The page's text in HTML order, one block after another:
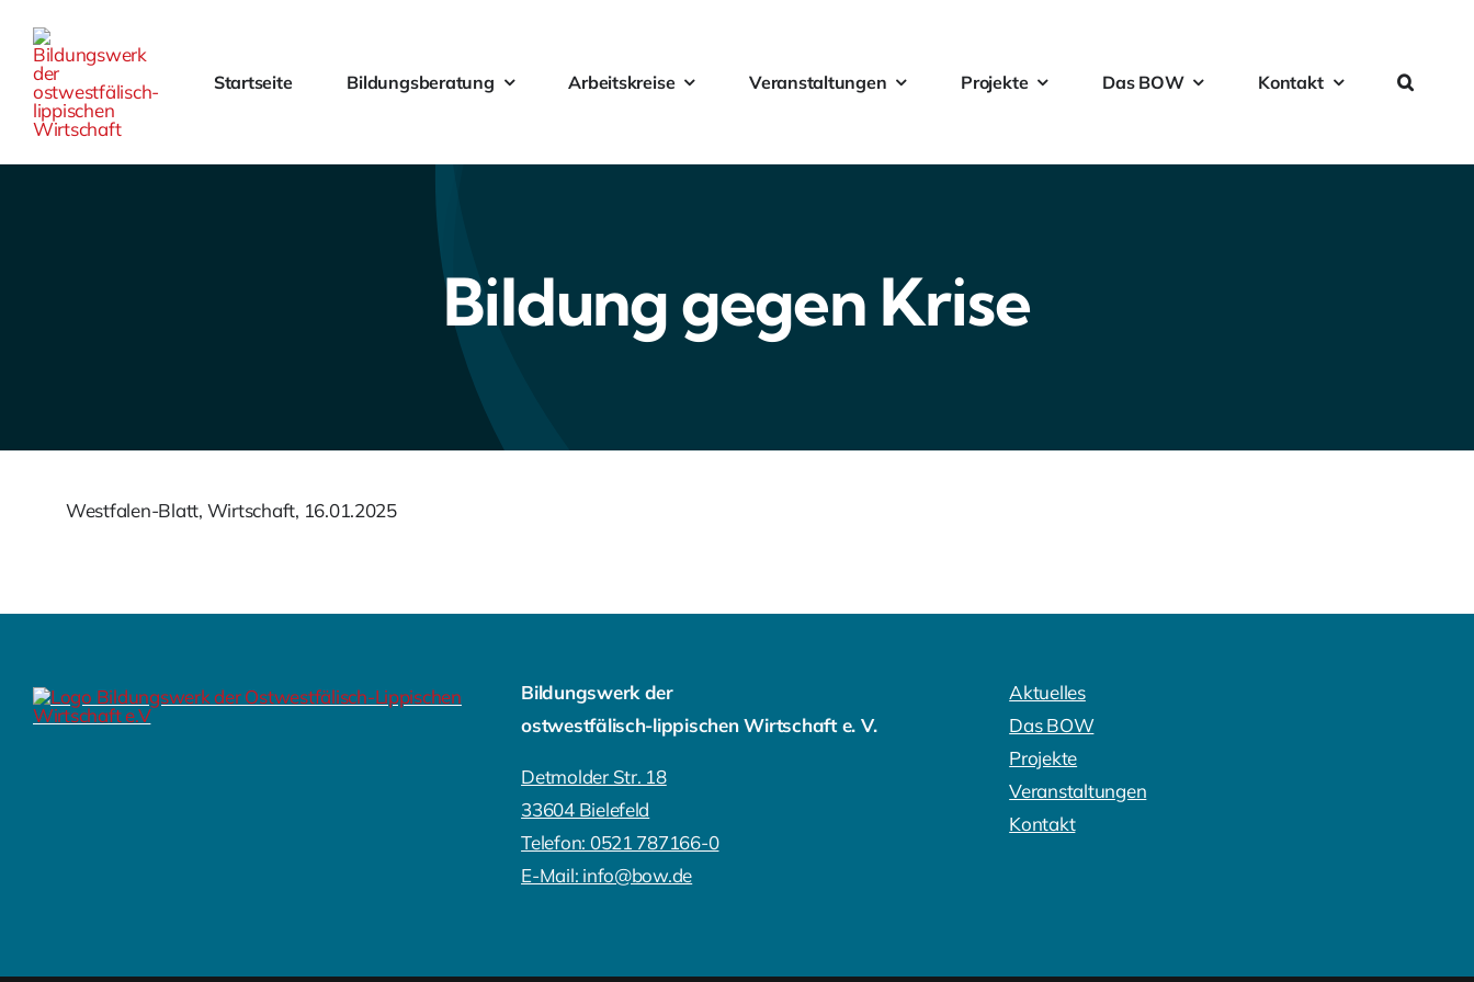
content
Startseite Bildungsberatung Arbeitskreise Veranstaltungen Projekte Das BOW Kontakt
Bildung gegen Krise
Westfalen-Blatt, Wirtschaft, 16.01.2025
Bildungswerk der
ostwestfälisch-lippischen Wirtschaft e. V.
Detmolder Str. 18
33604 Bielefeld
Telefon: 0521 787166-0
E-Mail: info@bow.de
Aktuelles
Das BOW
Projekte
Veranstaltungen
Kontakt